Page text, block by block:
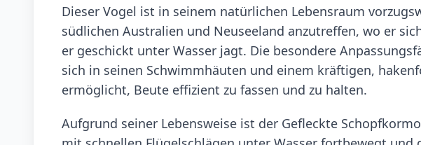
Dieser Vogel ist in seinem natürlichen Lebensraum
südlichen Australien und Neuseeland anzutreffen, wo er
er geschickt unter Wasser jagt. Die besondere
sich in seinen Schwimmhäuten und einem kräftigen,
ermöglicht, Beute effizient zu fassen und zu halten.
Aufgrund seiner Lebensweise ist der Gefleckte